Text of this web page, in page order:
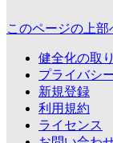
このページの上部
健全化の取
プライバシ
新規登録
利用規約
ライセンス